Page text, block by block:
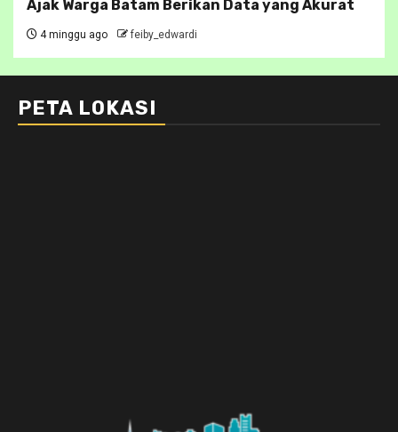
Ajak Warga Batam Berikan Data yang Akurat
4 minggu ago feiby_edwardi
PETA LOKASI